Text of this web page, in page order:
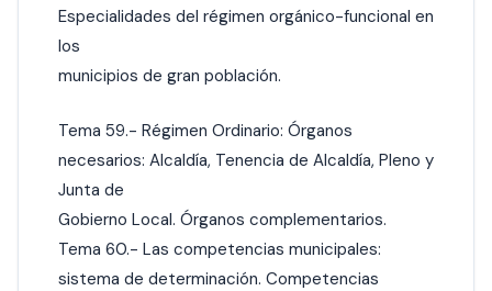
Especialidades del régimen orgánico-funcional en
los
municipios de gran población.
Tema 59.- Régimen Ordinario: Órganos
necesarios: Alcaldía, Tenencia de Alcaldía, Pleno y
Junta de
Gobierno Local. Órganos complementarios.
Tema 60.- Las competencias municipales:
sistema de determinación. Competencias